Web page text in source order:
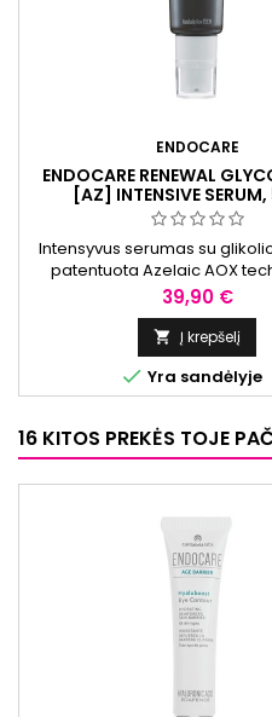
ENDOCARE
ENDOCARE RENEWAL
[AZ] INTENSIVE
Intensyvus serumas su
patentuota Azelaic AOX
Sukurtas palaikyti odos
skaistumo pojūtį.
Kaina
39,90 €
 Į krepšelį
 Yra sandėlyje
16 KITOS PREKĖS TOJE